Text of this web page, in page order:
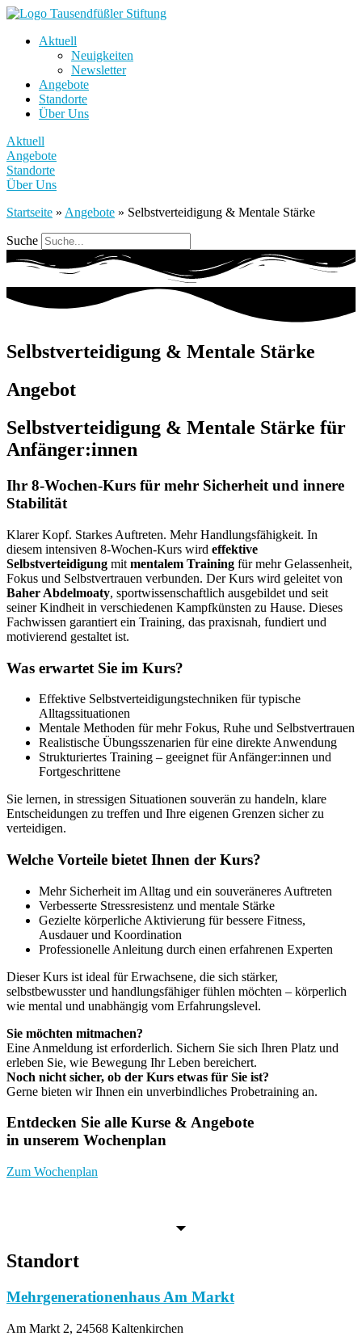
Aktuell
Neuigkeiten
Newsletter
Angebote
Standorte
Über Uns
Aktuell
Angebote
Standorte
Über Uns
Startseite » Angebote » Selbstverteidigung & Mentale Stärke
Suche
Selbstverteidigung & Mentale Stärke
Angebot
Selbstverteidigung & Mentale Stärke für
Anfänger:innen
Ihr 8‑Wochen‑Kurs für mehr Sicherheit und innere
Stabilität
Klarer Kopf. Starkes Auftreten. Mehr Handlungsfähigkeit. In
diesem intensiven 8‑Wochen‑Kurs wird effektive
Selbstverteidigung mit mentalem Training für mehr Gelassenheit,
Fokus und Selbstvertrauen verbunden. Der Kurs wird geleitet von
Baher Abdelmoaty, sportwissenschaftlich ausgebildet und seit
seiner Kindheit in verschiedenen Kampfkünsten zu Hause. Dieses
Fachwissen garantiert ein Training, das praxisnah, fundiert und
motivierend gestaltet ist.
Was erwartet Sie im Kurs?
Effektive Selbstverteidigungstechniken für typische
Alltagssituationen
Mentale Methoden für mehr Fokus, Ruhe und Selbstvertrauen
Realistische Übungsszenarien für eine direkte Anwendung
Strukturiertes Training – geeignet für Anfänger:innen und
Fortgeschrittene
Sie lernen, in stressigen Situationen souverän zu handeln, klare
Entscheidungen zu treffen und Ihre eigenen Grenzen sicher zu
verteidigen.
Welche Vorteile bietet Ihnen der Kurs?
Mehr Sicherheit im Alltag und ein souveräneres Auftreten
Verbesserte Stressresistenz und mentale Stärke
Gezielte körperliche Aktivierung für bessere Fitness,
Ausdauer und Koordination
Professionelle Anleitung durch einen erfahrenen Experten
Dieser Kurs ist ideal für Erwachsene, die sich stärker,
selbstbewusster und handlungsfähiger fühlen möchten – körperlich
wie mental und unabhängig vom Erfahrungslevel.
Sie möchten mitmachen?
Eine Anmeldung ist erforderlich. Sichern Sie sich Ihren Platz und
erleben Sie, wie Bewegung Ihr Leben bereichert.
Noch nicht sicher, ob der Kurs etwas für Sie ist?
Gerne bieten wir Ihnen ein unverbindliches Probetraining an.
Entdecken Sie alle Kurse & Angebote
in unserem Wochenplan
Zum Wochenplan
Standort
Mehrgenerationenhaus Am Markt
Am Markt 2, 24568 Kaltenkirchen